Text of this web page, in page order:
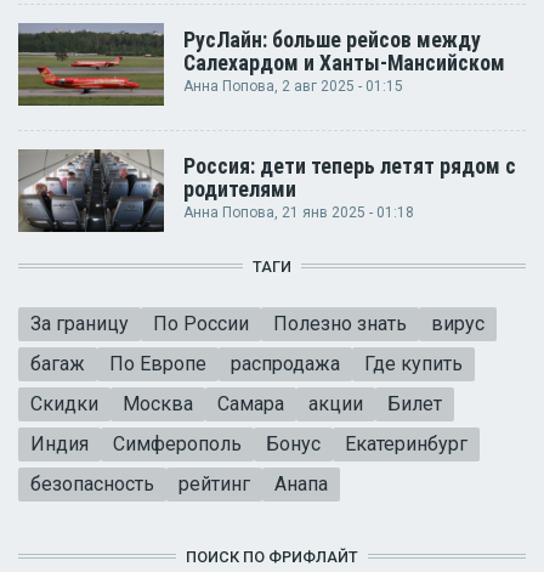
РусЛайн: больше рейсов между
Салехардом и Ханты-Мансийском
Анна Попова, 2 авг 2025 - 01:15
Россия: дети теперь летят рядом с
родителями
Анна Попова, 21 янв 2025 - 01:18
ТАГИ
За границу По России Полезно знать
вирус
багаж
По Европе распродажа
Где купить
Скидки
Москва Самара акции
Билет
Индия
Симферополь Бонус
Екатеринбург
безопасность
рейтинг Анапа
ПОИСК ПО ФРИФЛАЙТ